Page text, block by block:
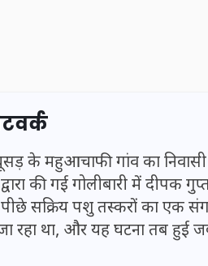
के महुआचाफी गांव का
की गई गोलीबारी में दीपक
सक्रिय पशु तस्करों का एक
था, और यह घटना तब हुई जब